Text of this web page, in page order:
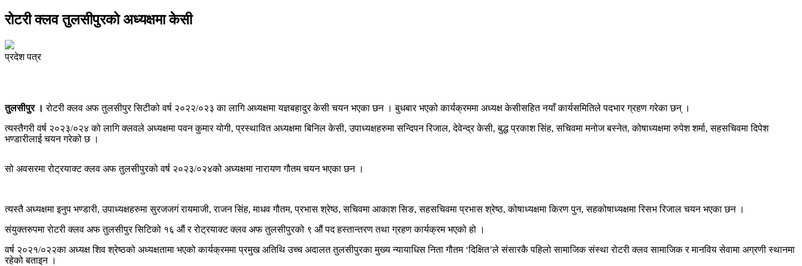
रोटरी क्लव तुलसीपुरको अध्यक्षमा केसी
प्रदेश पत्र
तुलसीपुर ।रोटरी क्लव अफ तुलसीपुर सिटीको वर्ष २०२२/०२३ का लागि अध्यक्षमा यज्ञबहादुर केसी चयन भएका छन । बुधबार भएको कार्यक्रममा अध्यक्ष केसीसहित नयाँ कार्यसमितिले पदभार ग्रहण गरेका छन् ।
त्यस्तैगरी वर्ष २०२३/०२४ को लागि क्लवले अध्यक्षमा पवन कुमार योगी, प्रस्थावित अध्यक्षमा बिनिल केसी, उपाध्यक्षहरुमा सन्दिपन रिजाल, देवेन्द्र केसी, बुद्ध प्रकाश सिंह, सचिवमा मनोज बस्नेत, कोषाध्यक्षमा रुपेश शर्मा, सहसचिवमा दिपेश
भण्डारीलाई चयन गरेको छ ।
सो अवसरमा रोट्रयाक्ट क्लव अफ तुलसीपुरको वर्ष २०२३/०२४को अध्यक्षमा नारायण गौतम चयन भएका छन ।
त्यस्तै अध्यक्षमा इनुप भण्डारी, उपाध्यक्षहरुमा सुरजजगं रायमाजी, राजन सिंह, माधव गौतम, प्रभास श्रेष्ठ, सचिवमा आकाश सिङ, सहसचिवमा प्रभास श्रेष्ठ, कोषाध्यक्षमा किरण पुन, सहकोषाध्यक्षमा रिसभ रिजाल चयन भएका छन ।
संयुक्तरुपमा रोटरी क्लव अफ तुलसीपुर सिटिको १६ औं र रोट्रयाक्ट क्लव अफ तुलसीपुरको ९ औं पद हस्तान्तरण तथा ग्रहण कार्यक्रम भएको हो ।
वर्ष २०२१/०२२का अध्यक्ष शिव श्रेष्ठको अध्यक्षतामा भएको कार्यक्रममा प्रमुख अतिथि उच्च अदालत तुलसीपुरका मुख्य न्यायाधिस निता गौतम ‘दिक्षित’ले संसारकै पहिलो सामाजिक संस्था रोटरी क्लव सामाजिक र मानविय सेवामा अग्रणी स्थानमा
रहेको बताइन ।